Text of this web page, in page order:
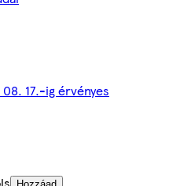
17.-ig érvényes